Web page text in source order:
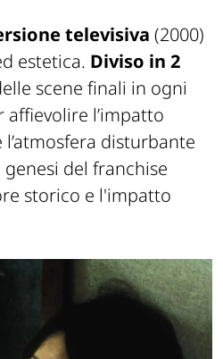
televisiva (2000)
estetica. Diviso in 2
scene finali in ogni
l’impatto
disturbante
del franchise
storico e l'impatto